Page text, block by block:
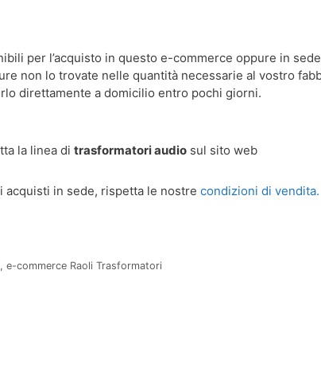
per l’acquisto in questo e-commerce oppure in
non lo trovate nelle quantità necessarie al vostro
direttamente a domicilio entro pochi giorni.
la linea di trasformatori audio sul sito web
acquisti in sede, rispetta le nostre condizioni di vendita.
, e-commerce Raoli Trasformatori